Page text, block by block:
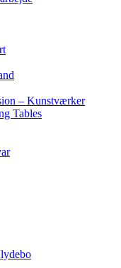
– Kunstværker
Tables